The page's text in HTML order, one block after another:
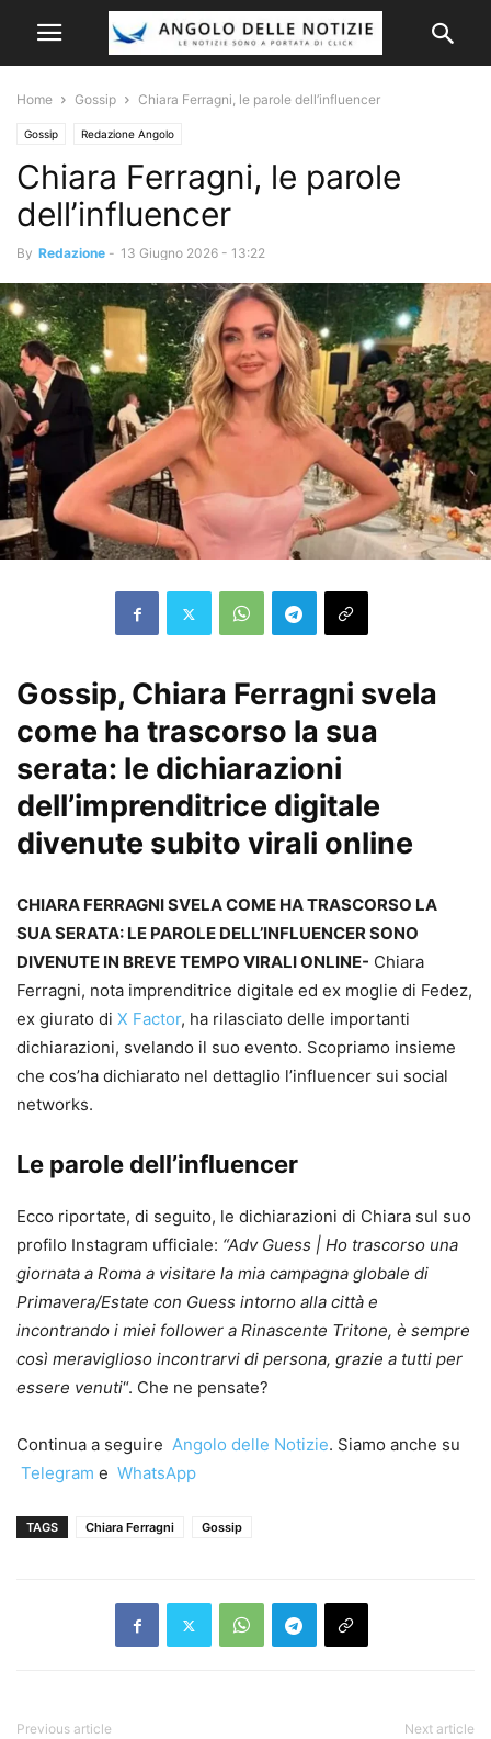
Home Gossip Chiara Ferragni, le parole dell’influencer
Gossip Redazione Angolo
Chiara Ferragni, le parole
dell’influencer
By Redazione - 13 Giugno 2026 - 13:22
Gossip, Chiara Ferragni svela
come ha trascorso la sua
serata: le dichiarazioni
dell’imprenditrice digitale
divenute subito virali online
CHIARA FERRAGNI SVELA COME HA TRASCORSO LA
SUA SERATA: LE PAROLE DELL’INFLUENCER SONO
DIVENUTE IN BREVE TEMPO VIRALI ONLINE- Chiara
Ferragni, nota imprenditrice digitale ed ex moglie di Fedez,
ex giurato di X Factor, ha rilasciato delle importanti
dichiarazioni, svelando il suo evento. Scopriamo insieme
che cos’ha dichiarato nel dettaglio l’influencer sui social
networks.
Le parole dell’influencer
Ecco riportate, di seguito, le dichiarazioni di Chiara sul suo
profilo Instagram ufficiale: “Adv Guess | Ho trascorso una
giornata a Roma a visitare la mia campagna globale di
Primavera/Estate con Guess intorno alla città e
incontrando i miei follower a Rinascente Tritone, è sempre
così meraviglioso incontrarvi di persona, grazie a tutti per
essere venuti“. Che ne pensate?
Continua a seguire Angolo delle Notizie. Siamo anche su
Telegram e WhatsApp
TAGS Chiara Ferragni Gossip
Previous article Next article